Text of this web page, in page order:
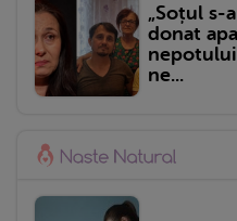
„Soțul s-
donat
nepotului
ne...